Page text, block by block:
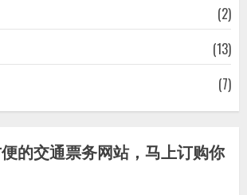
(2)
(13)
(7)
的交通票务网站，马上订购你